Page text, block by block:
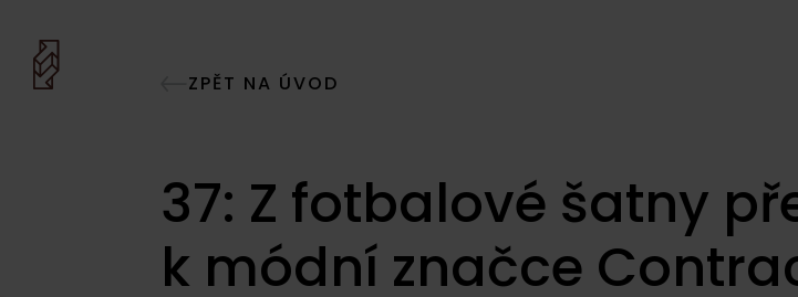
ZPĚT NA ÚVOD
37: Z fotbalové šatny
k módní značce